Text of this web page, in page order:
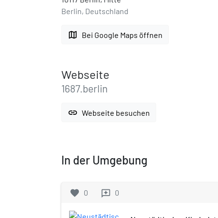
Berlin, Deutschland
map Bei Google Maps öffnen
Webseite
1687.berlin
link Webseite besuchen
In der Umgebung
favorite 0 reviews 0